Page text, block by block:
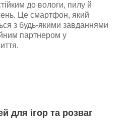
до вологи, пилу й
Це смартфон, який
з будь-якими завданнями
партнером у
для ігор та розваг